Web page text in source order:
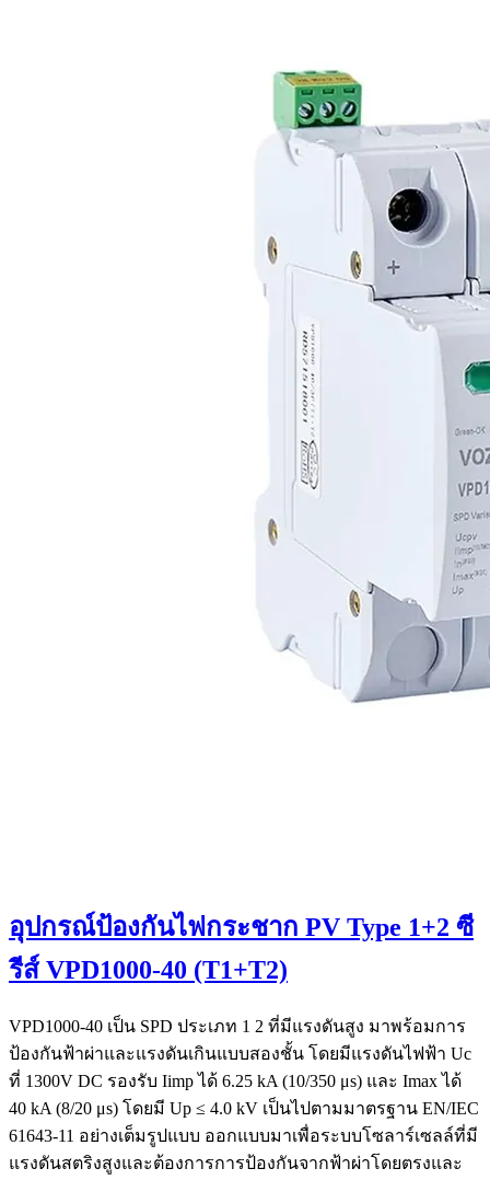
อุปกรณ์ป้องกันไฟกระชาก PV Type 1+2 ซี
รีส์ VPD1000-40 (T1+T2)
VPD1000-40 เป็น SPD ประเภท 1 2 ที่มีแรงดันสูง มาพร้อมการ
ป้องกันฟ้าผ่าและแรงดันเกินแบบสองชั้น โดยมีแรงดันไฟฟ้า Uc
ที่ 1300V DC รองรับ Iimp ได้ 6.25 kA (10/350 μs) และ Imax ได้
40 kA (8/20 μs) โดยมี Up ≤ 4.0 kV เป็นไปตามมาตรฐาน EN/IEC
61643-11 อย่างเต็มรูปแบบ ออกแบบมาเพื่อระบบโซลาร์เซลล์ที่มี
แรงดันสตริงสูงและต้องการการป้องกันจากฟ้าผ่าโดยตรงและ